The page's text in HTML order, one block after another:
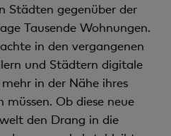
Städten gegenüber der
Tausende Wohnungen.
in den vergangenen
und Städtern digitale
in der Nähe ihres
Ob diese neue
den Drang in die